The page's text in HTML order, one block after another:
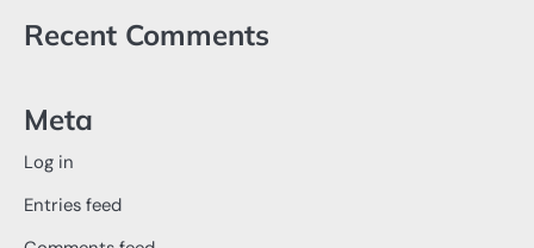
Recent Comments
Meta
Log in
Entries feed